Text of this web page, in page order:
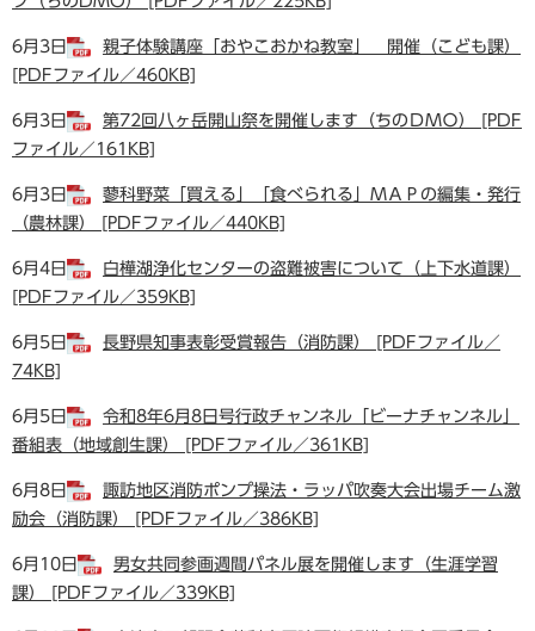
6月3日
親子体験講座「おやこおかね教室」 開催（こども課）
[PDFファイル／460KB]
6月3日
第72回八ヶ岳開山祭を開催します（ちのＤＭＯ） [PDF
ファイル／161KB]
6月3日
蓼科野菜「買える」「食べられる」ＭＡＰの編集・発行
（農林課） [PDFファイル／440KB]
6月4日
白樺湖浄化センターの盗難被害について（上下水道課）
[PDFファイル／359KB]
6月5日
長野県知事表彰受賞報告（消防課） [PDFファイル／
74KB]
6月5日
令和8年6月8日号行政チャンネル「ビーナチャンネル」
番組表（地域創生課） [PDFファイル／361KB]
6月8日
諏訪地区消防ポンプ操法・ラッパ吹奏大会出場チーム激
励会（消防課） [PDFファイル／386KB]
6月10日
男女共同参画週間パネル展を開催します（生涯学習
課） [PDFファイル／339KB]